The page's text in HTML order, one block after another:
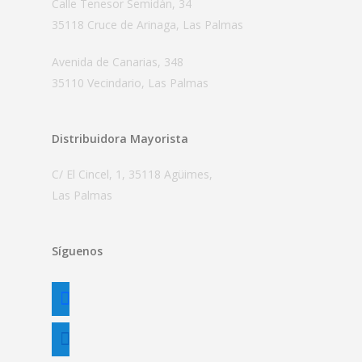
Calle Tenesor Semidán, 34
35118 Cruce de Arinaga, Las Palmas
Avenida de Canarias, 348
35110 Vecindario, Las Palmas
Distribuidora Mayorista
C/ El Cincel, 1, 35118 Agüimes,
Las Palmas
Síguenos
facebook
linkedin